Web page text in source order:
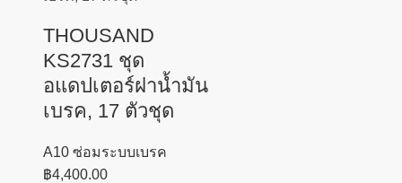
THOUSAND
KS2731 ชุด
อแดปเตอร์ฝาน้ำมัน
เบรค, 17 ตัวชุด
A10 ซ่อมระบบเบรค
฿4,400.00